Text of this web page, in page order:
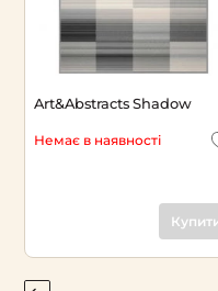
Art&Abstracts Shadow
Немає в наявності